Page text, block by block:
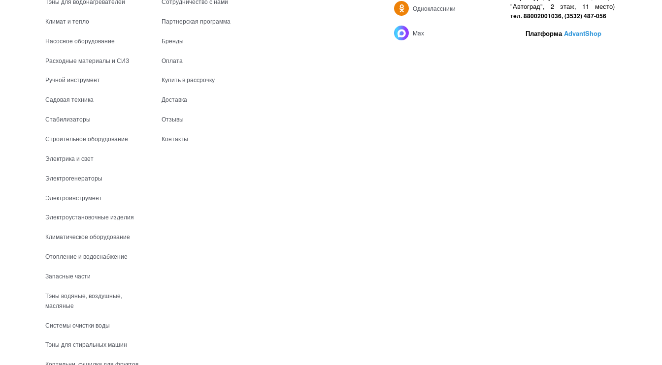
Климат и тепло
Насосное оборудование
Расходные материалы и СИЗ
Ручной инструмент
Садовая техника
Стабилизаторы
Строительное оборудование
Электрика и свет
Электрогенераторы
Электроинструмент
Электроустановочные изделия
Климатическое оборудование
Отопление и водоснабжение
Запасные части
Тэны водяные, воздушные,
масляные
Системы очистки воды
Тэны для стиральных машин
Партнерская программа
Бренды
Оплата
Купить в рассрочку
Доставка
Отзывы
Контакты
Одноклассники
Max
"Автоград", 2 этаж, 11 место)
тел. 88002001036, (3532) 487-056
ПлатформаAdvantShop